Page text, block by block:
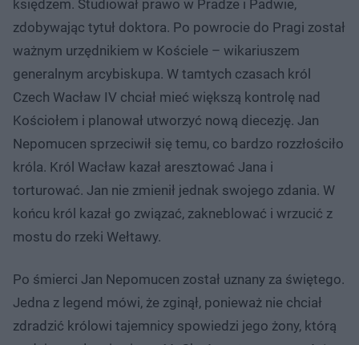
księdzem. Studiował prawo w Pradze i Padwie,
zdobywając tytuł doktora. Po powrocie do Pragi został
ważnym urzędnikiem w Kościele – wikariuszem
generalnym arcybiskupa. W tamtych czasach król
Czech Wacław IV chciał mieć większą kontrolę nad
Kościołem i planował utworzyć nową diecezję. Jan
Nepomucen sprzeciwił się temu, co bardzo rozzłościło
króla. Król Wacław kazał aresztować Jana i
torturować. Jan nie zmienił jednak swojego zdania. W
końcu król kazał go związać, zakneblować i wrzucić z
mostu do rzeki Wełtawy.
Po śmierci Jan Nepomucen został uznany za świętego.
Jedna z legend mówi, że zginął, ponieważ nie chciał
zdradzić królowi tajemnicy spowiedzi jego żony, którą